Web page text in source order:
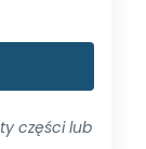
części lub